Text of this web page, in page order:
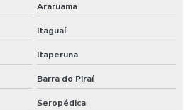
Araruama
Itaguaí
Itaperuna
Barra do Piraí
Seropédica